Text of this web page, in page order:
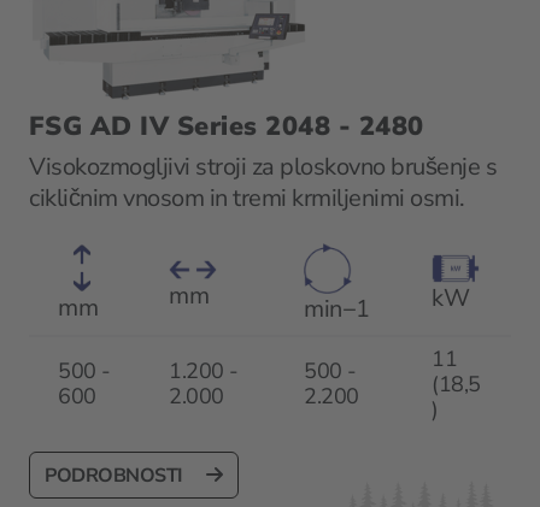
FSG AD IV Series 2048 - 2480
Visokozmogljivi stroji za ploskovno brušenje s
cikličnim vnosom in tremi krmiljenimi osmi.
mm mm min−1 kW
500 -
600
1.200 -
2.000
500 -
2.200
11
(18,5
)
PODROBNOSTI